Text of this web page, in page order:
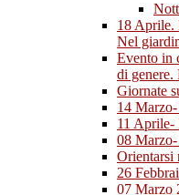
18 Aprile.
Nel
Evento in
di genere.
Giornate
14
11 Aprile-
08 Marzo-
Orientarsi
26
07 Marzo